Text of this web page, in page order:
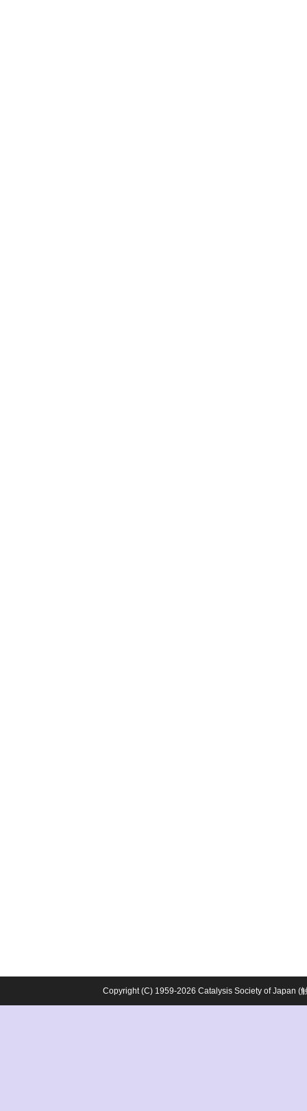
Copyright (C) 1959-2026 Catalysis Society of Japan (